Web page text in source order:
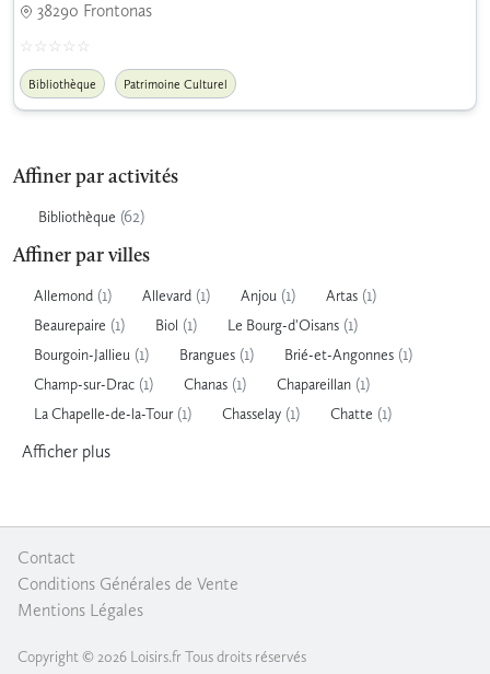
Affiner par activités
Bibliothèque (62)
Affiner par villes
Allemond (1) Allevard (1) Anjou (1) Artas (1)
Beaurepaire (1) Biol (1) Le Bourg-d'Oisans (1)
Bourgoin-Jallieu (1) Brangues (1) Brié-et-Angonnes (1)
Champ-sur-Drac (1) Chanas (1) Chapareillan (1)
La Chapelle-de-la-Tour(1) Chasselay (1) Chatte (1)
Afficher plus
38290 Frontonas
Bibliothèque Patrimoine Culturel
Contact
Conditions Générales de Vente
Mentions Légales
Copyright © 2026 Loisirs.fr Tous droits réservés